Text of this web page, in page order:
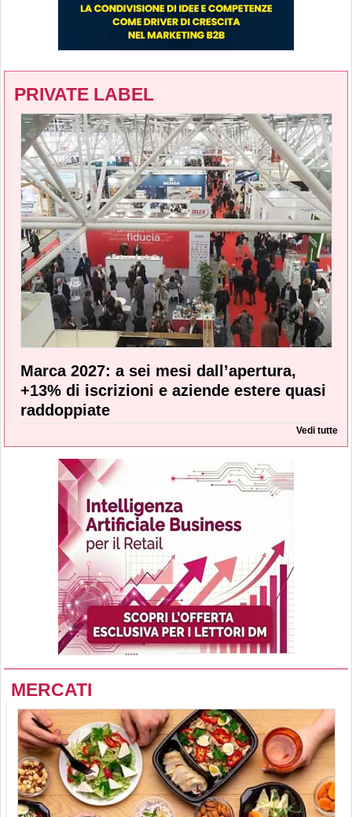
PRIVATE LABEL
Marca 2027: a sei mesi dall’apertura,
+13% di iscrizioni e aziende estere quasi
raddoppiate
Vedi tutte
MERCATI